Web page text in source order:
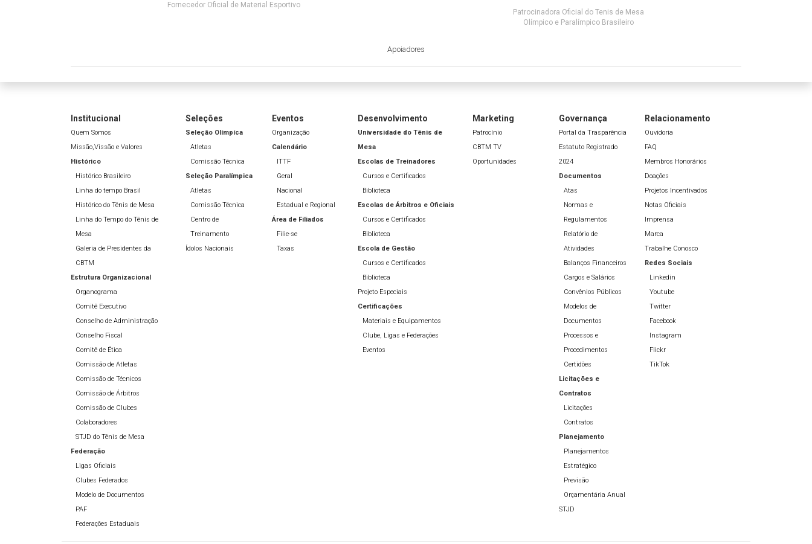
Fornecedor Oficial de Material Esportivo
Patrocinadora Oficial do Tenis de Mesa
Olímpico e Paralímpico Brasileiro
Apoiadores
Institucional
Quem Somos
Missão,Vissão e Valores
Histórico
Histórico Brasileiro
Linha do tempo Brasil
Histórico do Tênis de Mesa
Linha do Tempo do Tênis de
Mesa
Galeria de Presidentes da
CBTM
Estrutura Organizacional
Organograma
Comitê Executivo
Conselho de Administração
Conselho Fiscal
Comitê de Ética
Comissão de Atletas
Comissão de Técnicos
Comissão de Árbitros
Comissão de Clubes
Colaboradores
STJD do Tênis de Mesa
Federação
Ligas Oficiais
Clubes Federados
Modelo de Documentos
PAF
Federações Estaduais
Seleções
Seleção Olímpíca
Atletas
Comissão Técnica
Seleção Paralímpica
Atletas
Comissão Técnica
Centro de
Treinamento
Ídolos Nacionais
Eventos
Organização
Calendário
ITTF
Geral
Nacional
Estadual e Regional
Área de Filiados
Filie-se
Taxas
Desenvolvimento
Universidade do Tênis de
Mesa
Escolas de Treinadores
Cursos e Certificados
Biblioteca
Escolas de Árbitros e Oficiais
Cursos e Certificados
Biblioteca
Escola de Gestão
Cursos e Certificados
Biblioteca
Projeto Especiais
Certificações
Materiais e Equipamentos
Clube, Ligas e Federações
Eventos
Marketing
Patrocínio
CBTM TV
Oportunidades
Governança
Portal da Trasparência
Estatuto Registrado
2024
Documentos
Atas
Normas e
Regulamentos
Relatório de
Atividades
Balanços Financeiros
Cargos e Salários
Convênios Públicos
Modelos de
Documentos
Processos e
Procedimentos
Certidões
Licitações e
Contratos
Licitações
Contratos
Planejamento
Planejamentos
Estratégico
Previsão
Orçamentária Anual
STJD
Relacionamento
Ouvidoria
FAQ
Membros Honorários
Doações
Projetos Incentivados
Notas Oficiais
Imprensa
Marca
Trabalhe Conosco
Redes Sociais
Linkedin
Youtube
Twitter
Facebook
Instagram
Flickr
TikTok